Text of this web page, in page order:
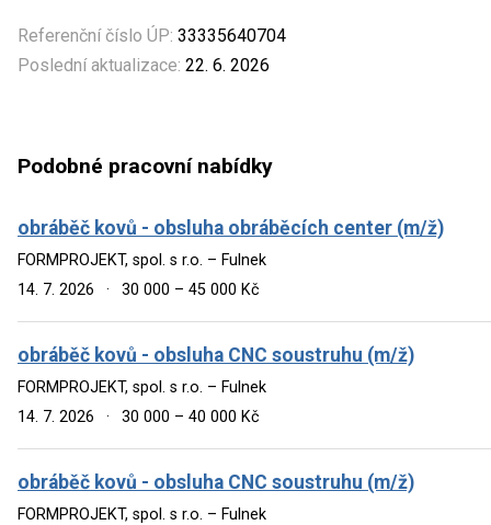
Referenční číslo ÚP: 33335640704
Poslední aktualizace: 22. 6. 2026
Podobné pracovní nabídky
obráběč kovů - obsluha obráběcích center (m/ž)
FORMPROJEKT, spol. s r.o. – Fulnek
14. 7. 2026
· 30 000 – 45 000 Kč
obráběč kovů - obsluha CNC soustruhu (m/ž)
FORMPROJEKT, spol. s r.o. – Fulnek
14. 7. 2026
· 30 000 – 40 000 Kč
obráběč kovů - obsluha CNC soustruhu (m/ž)
FORMPROJEKT, spol. s r.o. – Fulnek